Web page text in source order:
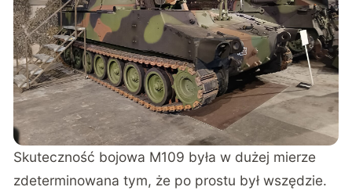
Skuteczność bojowa M109 była w dużej mierze
zdeterminowana tym, że po prostu był wszędzie.